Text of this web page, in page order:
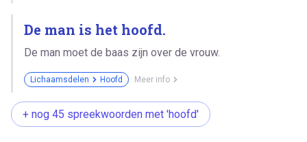
De man is het hoofd.
De man moet de baas zijn over de vrouw.
Lichaamsdelen Hoofd Meer info
+ nog 45 spreekwoorden met 'hoofd'